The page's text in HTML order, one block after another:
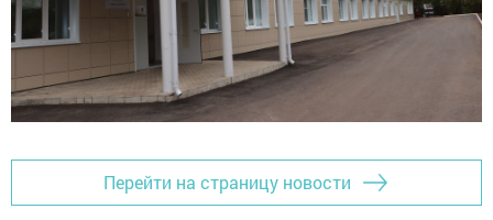
Перейти на страницу новости